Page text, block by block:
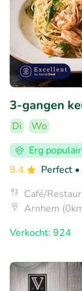
3-gangen
Di
Wo
Erg
9.4
Perfect
Café/
Arnhem
Verkocht: 924